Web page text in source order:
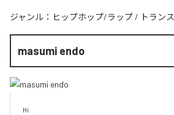
ジャンル： ヒップホップ/ラップ / トランス
masumi endo
Hi